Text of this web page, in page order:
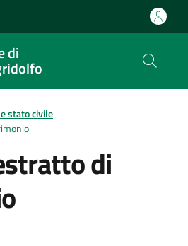
di
stato civile
di